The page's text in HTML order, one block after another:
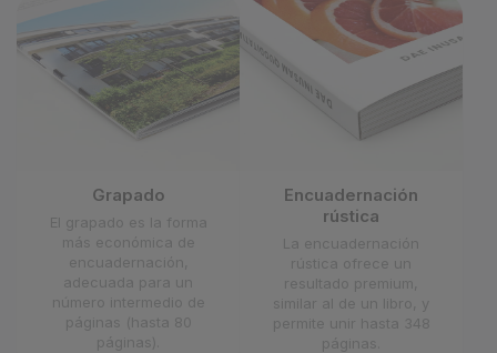
Grapado
El grapado es la forma
más económica de
encuadernación,
adecuada para un
número intermedio de
páginas (hasta 80
páginas).
Encuadernación
rústica
La encuadernación
rústica ofrece un
resultado premium,
similar al de un libro, y
permite unir hasta 348
páginas.